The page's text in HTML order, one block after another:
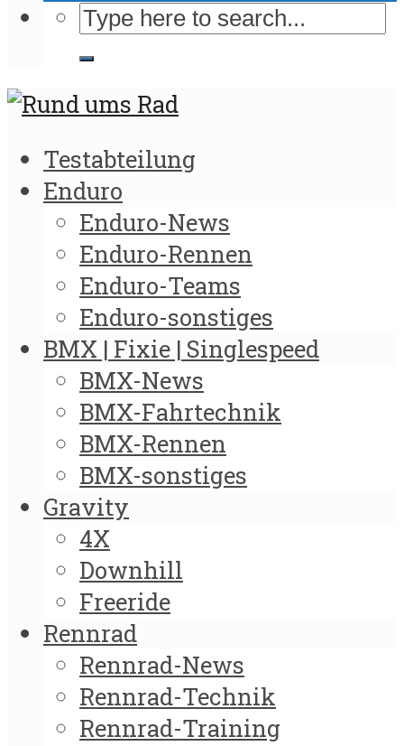
Testabteilung
Enduro
Enduro-News
Enduro-Rennen
Enduro-Teams
Enduro-sonstiges
BMX | Fixie | Singlespeed
BMX-News
BMX-Fahrtechnik
BMX-Rennen
BMX-sonstiges
Gravity
4X
Downhill
Freeride
Rennrad
Rennrad-News
Rennrad-Technik
Rennrad-Training